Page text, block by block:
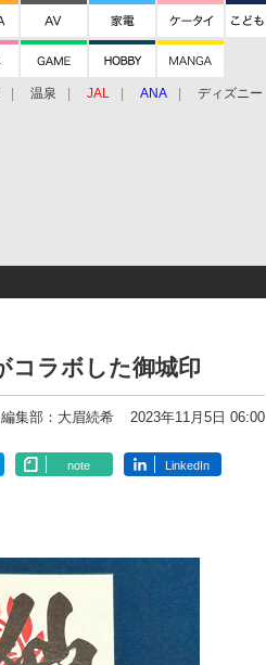
温泉 JAL ANA ディズニー
コラボした御城印
編集部：大眉続希 2023年11月5日 06:00
note LinkedIn